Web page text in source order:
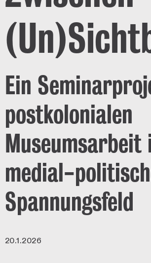
Ein
postkolonialen
Museumsarbeit
medial-
Spannungsfeld
20.1.2026